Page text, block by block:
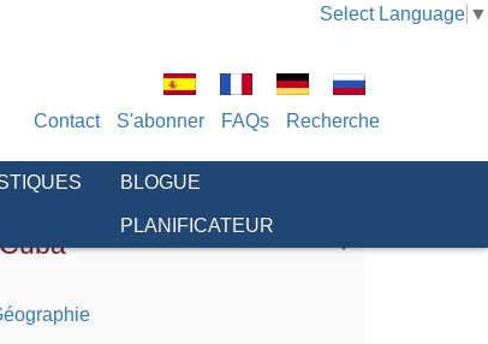
Select Language ▼
Contact S'abonner FAQs Recherche
BLOGUE
PLANIFICATEUR